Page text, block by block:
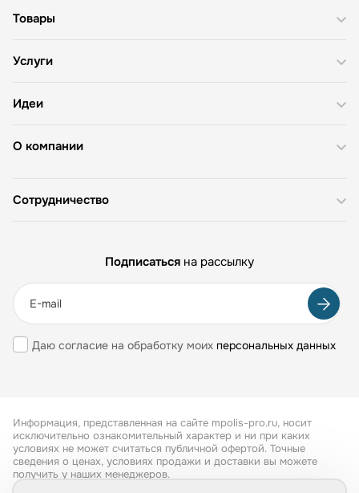
О компании
Товары
Услуги
Идеи
Сотрудничество
Подписаться на рассылку
Даю согласие на обработку моих персональных данных
Информация, представленная на сайте mpolis-pro.ru, носит
исключительно ознакомительный характер и ни при каких
условиях не может считаться публичной офертой. Точные
сведения о ценах, условиях продажи и доставки вы можете
получить у наших менеджеров.